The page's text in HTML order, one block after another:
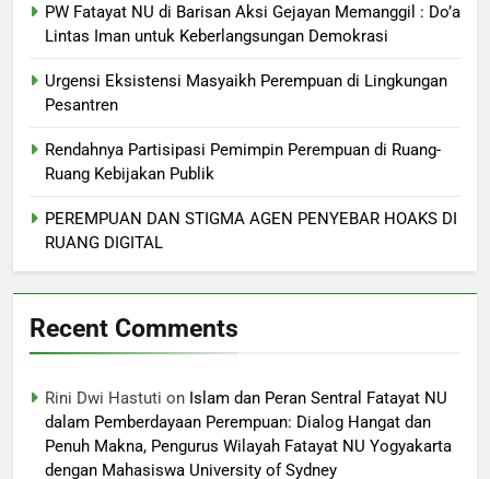
PW Fatayat NU di Barisan Aksi Gejayan Memanggil : Do’a
Lintas Iman untuk Keberlangsungan Demokrasi
Urgensi Eksistensi Masyaikh Perempuan di Lingkungan
Pesantren
Rendahnya Partisipasi Pemimpin Perempuan di Ruang-
Ruang Kebijakan Publik
PEREMPUAN DAN STIGMA AGEN PENYEBAR HOAKS DI
RUANG DIGITAL
Recent Comments
Rini Dwi Hastuti on Islam dan Peran Sentral Fatayat NU
dalam Pemberdayaan Perempuan: Dialog Hangat dan
Penuh Makna, Pengurus Wilayah Fatayat NU Yogyakarta
dengan Mahasiswa University of Sydney